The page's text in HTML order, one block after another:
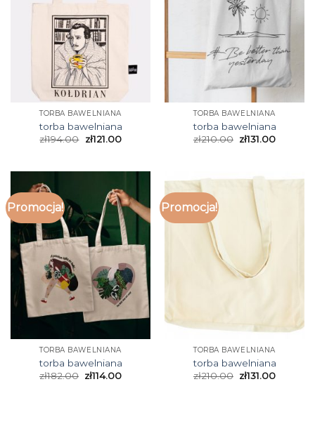
TORBA BAWELNIANA
torba bawelniana
zł194.00 zł121.00
TORBA BAWELNIANA
torba bawelniana
zł210.00 zł131.00
Promocja!
TORBA BAWELNIANA
torba bawelniana
zł182.00 zł114.00
Promocja!
TORBA BAWELNIANA
torba bawelniana
zł210.00 zł131.00